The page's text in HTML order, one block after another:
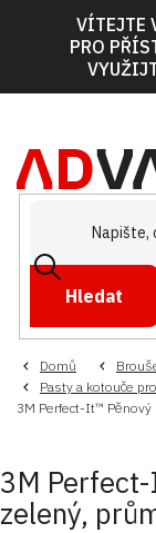
VÍTEJTE
PRO
Hledat
Domů
Pasty a kotouče
3M Perfect-It™
3M
zelený,